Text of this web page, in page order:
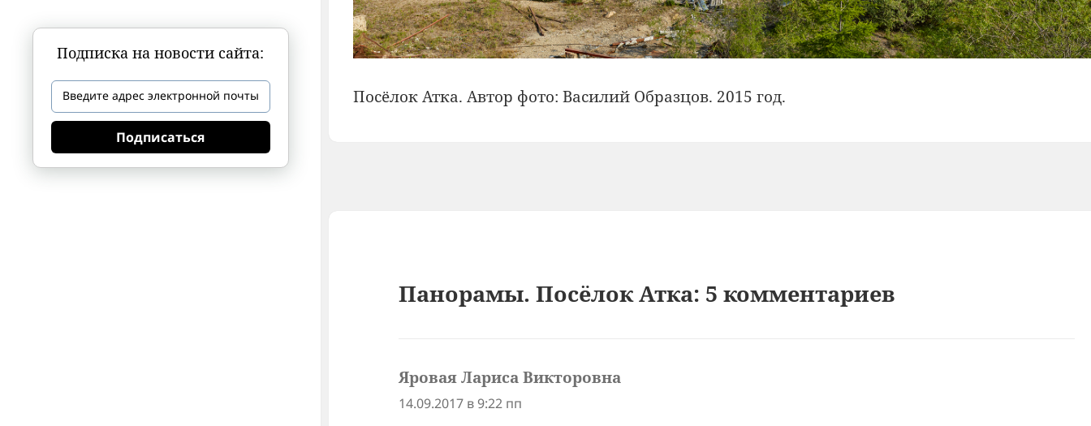
Подписка на новости сайта:
Подписаться
Посёлок Атка. Автор фото: Василий Образцов. 2015 год.
Панорамы. Посёлок Атка: 5 комментариев
Яровая Лариса Викторовна:
14.09.2017 в 9:22 пп